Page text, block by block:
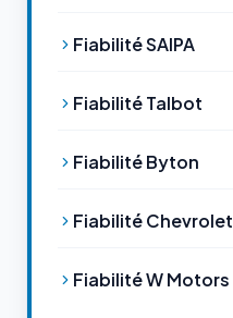
Fiabilité SAIPA
Fiabilité Talbot
Fiabilité Byton
Fiabilité Chevrolet
Fiabilité W Motors